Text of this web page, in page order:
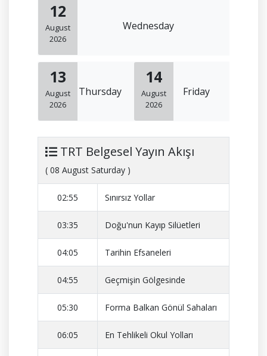
12
August
2026
Wednesday
13
August
2026
Thursday
14
August
2026
Friday
TRT Belgesel Yayın Akışı
( 08 August Saturday )
02:55 Sınırsız Yollar
03:35 Doğu'nun Kayıp Silüetleri
04:05 Tarihin Efsaneleri
04:55 Geçmişin Gölgesinde
05:30 Forma Balkan Gönül Sahaları
06:05 En Tehlikeli Okul Yolları